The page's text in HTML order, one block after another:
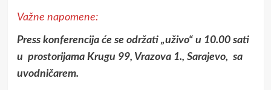
Važne napomene:
Press konferencija će se održati „uživo“ u 10.00 sati
u prostorijama Krugu 99, Vrazova 1., Sarajevo, sa
uvodničarem.